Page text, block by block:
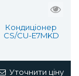
Кондиціонер
CS/CU-Е7MKD
Уточнити ціну